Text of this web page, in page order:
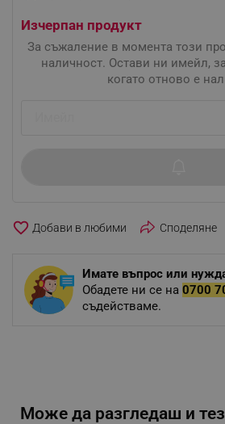
Изчерпан продукт
За съжаление в момента този
наличност. Остави ни имейл,
когато отново е
favorite_border Споделяне
Имате въпрос или
Обадете ни се на 0700
съдействаме.
Може да разгледаш и